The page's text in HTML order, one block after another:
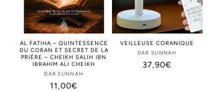
AL FATIHA – QUINTESSENCE
DU CORAN ET SECRET DE LA
PRIÈRE – CHEIKH SALIH IBN
IBRAHIM ALI CHEIKH
Distributeur :
DAR SUNNAH
Prix
11,00€
VEILLEUSE CORANIQUE
Distributeur :
DAR SUNNAH
Prix
37,90€